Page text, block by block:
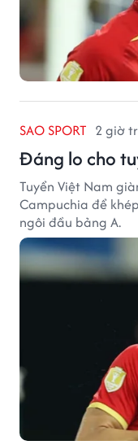
SAO SPORT 2 giờ
Đáng lo cho
Tuyển Việt Nam
Campuchia để
ngôi đầu bảng A.